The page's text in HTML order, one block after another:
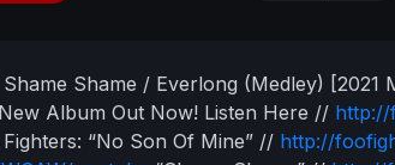
Shame / Everlong (Medley) [2021
Album Out Now! Listen Here // http://
“No Son Of Mine” // http://